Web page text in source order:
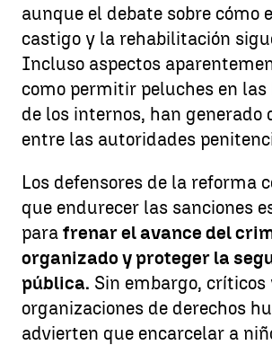
aunque el debate sobre cómo
castigo y la rehabilitación
Incluso aspectos
como permitir peluches en
de los internos, han generado
entre las autoridades
Los defensores de la reforma
que endurecer las sanciones
para frenar el avance del
organizado y proteger la
pública. Sin embargo, críticos
organizaciones de derechos
advierten que encarcelar a